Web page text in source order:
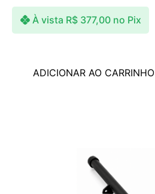
À vista R$377,00 no Pix
ADICIONAR AO CARRINHO